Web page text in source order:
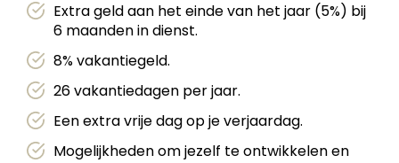
Extra geld aan het einde van het jaar (5%) bij
6 maanden in dienst.
8% vakantiegeld.
26 vakantiedagen per jaar.
Een extra vrije dag op je verjaardag.
Mogelijkheden om jezelf te ontwikkelen en